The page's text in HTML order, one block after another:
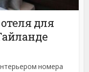
для
номера